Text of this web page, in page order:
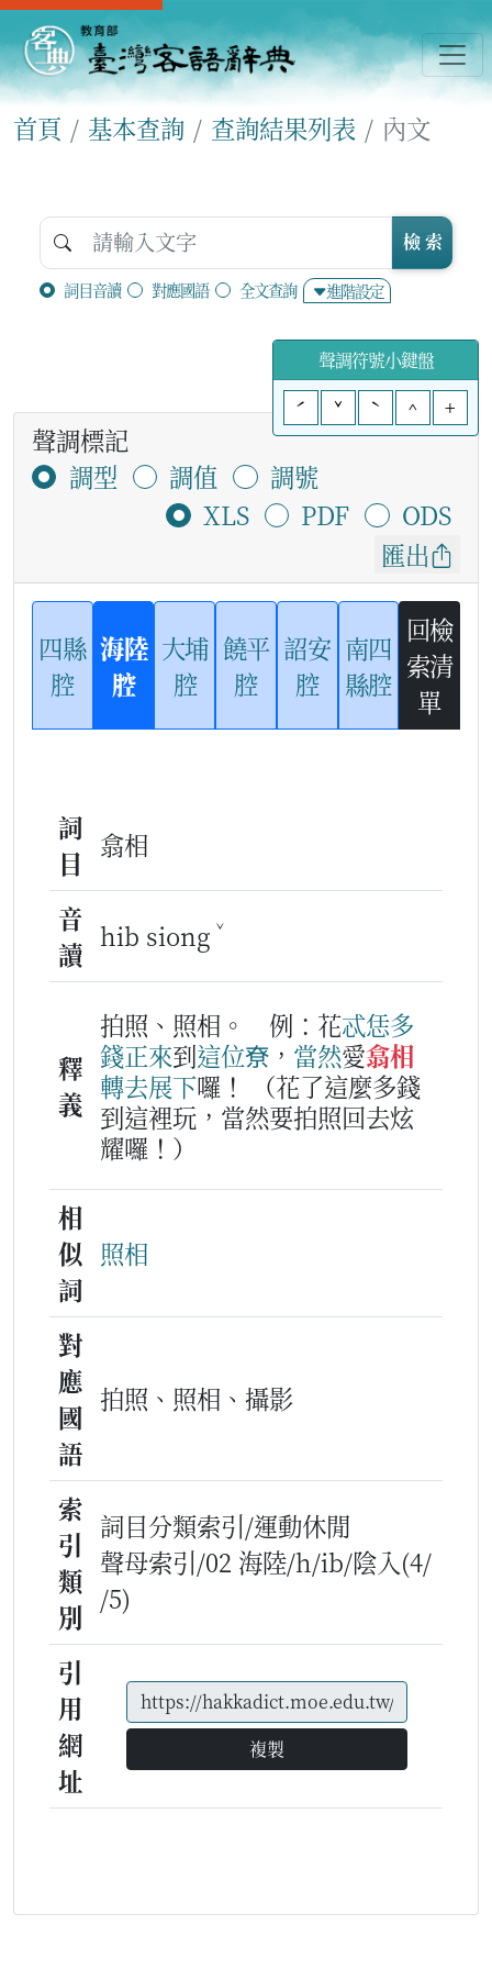
首頁 基本查詢 查詢結果列表 內文
詞目音讀 對應國語 全文查詢 進階設定
檢 索
聲調符號小鍵盤
ˊ
ˇ ˋ ^ +
聲調標記
調型
調值
調號
XLS
PDF
ODS
匯出
四縣
腔
海陸
腔
大埔
腔
饒平
腔
詔安
腔
南四
縣腔
回檢
索清
單
詞
目
翕相
音
讀
hib siong ˇ
釋
義
拍照、照相。 例：花忒恁多
錢正來到這位尞 ， 當然愛翕相
轉去展下囉！
（花了這麼多錢
到這裡玩，當然要拍照回去炫
耀囉！）
相
似
詞
照相
對
應
國
語
拍照、照相、攝影
索
引
類
別
詞目分類索引/運動休閒
聲母索引/02 海陸/h/ib/陰入(4/
/5)
引
用
網
址
複製